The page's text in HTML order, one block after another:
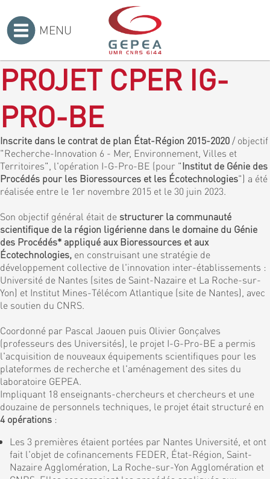
MENU
PROJET CPER IG-
PRO-BE
Inscrite dans le contrat de plan État-Région 2015-2020 / objectif
"Recherche-Innovation 6 - Mer, Environnement, Villes et
Territoires", l'opération I-G-Pro-BE (pour "Institut de Génie des
Procédés pour les Bioressources et les Écotechnologies") a été
réalisée entre le 1er novembre 2015 et le 30 juin 2023.
Son objectif général était de structurer la communauté
scientifique de la région ligérienne dans le domaine du Génie
des Procédés* appliqué aux Bioressources et aux
Écotechnologies, en construisant une stratégie de
développement collective de l'innovation inter-établissements :
Université de Nantes (sites de Saint-Nazaire et La Roche-sur-
Yon) et Institut Mines-Télécom Atlantique (site de Nantes), avec
le soutien du CNRS.
Coordonné par Pascal Jaouen puis Olivier Gonçalves
(professeurs des Universités), le projet I-G-Pro-BE a permis
l'acquisition de nouveaux équipements scientifiques pour les
plateformes de recherche et l'aménagement des sites du
laboratoire GEPEA.
Impliquant 18 enseignants-chercheurs et chercheurs et une
douzaine de personnels techniques, le projet était structuré en
4 opérations :
Les 3 premières étaient portées par Nantes Université, et ont
fait l'objet de cofinancements FEDER, État-Région, Saint-
Nazaire Agglomération, La Roche-sur-Yon Agglomération et